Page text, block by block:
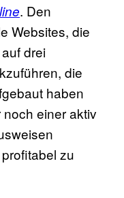
. Den
Websites, die
drei
die
haben
einer aktiv
zu